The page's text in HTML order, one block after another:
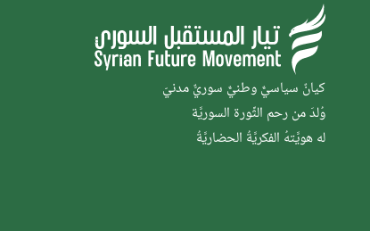
كيانٌ سياسيٌّ وطنيٌّ سوريٌّ مدنيّ
وُلدَ من رحم الثَّورة السوريَّة
له هويَّتهُ الفكريَّةُ الحضاريَّةُ